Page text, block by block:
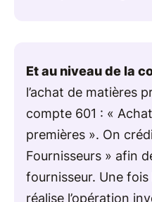
Et au niveau de la
l’achat de matières
compte 601 : «
premières ». On
Fournisseurs » afin
fournisseur. Une
réalise l’opération